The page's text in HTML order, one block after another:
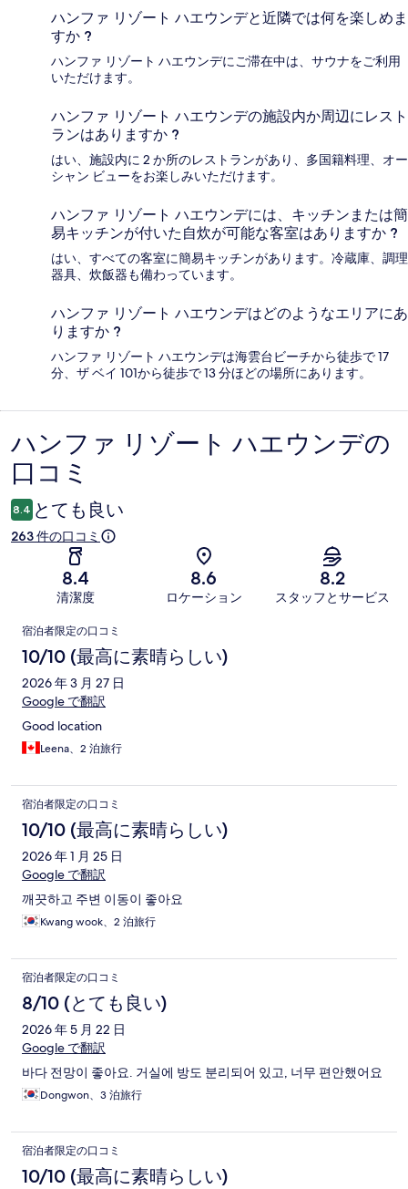
ハンファ リゾート ハエウンデと近隣では何を楽しめま
すか ?
ハンファ リゾート ハエウンデにご滞在中は、サウナをご利用
いただけます。
ハンファ リゾート ハエウンデの施設内か周辺にレスト
ランはありますか ?
はい、施設内に 2 か所のレストランがあり、多国籍料理、オー
シャン ビューをお楽しみいただけます。
ハンファ リゾート ハエウンデには、キッチンまたは簡
易キッチンが付いた自炊が可能な客室はありますか ?
はい、すべての客室に簡易キッチンがあります。冷蔵庫、調理
器具、炊飯器も備わっています。
ハンファ リゾート ハエウンデはどのようなエリアにあ
りますか ?
ハンファ リゾート ハエウンデは海雲台ビーチから徒歩で 17
分、ザ ベイ 101から徒歩で 13 分ほどの場所にあります。
口
コ
ミ
ハンファ リゾート ハエウンデの
口コミ
8.4 とても良い
263 件の口コミ
8.4
清潔度
8.6
ロケーション
8.2
スタッフとサービス
口
コ
ミ
宿泊者限定の口コミ
10/10 (最高に素晴らしい)
2026 年 3 月 27 日
Google で翻訳
Good location
Leena、2 泊旅行
宿泊者限定の口コミ
10/10 (最高に素晴らしい)
2026 年 1 月 25 日
Google で翻訳
깨끗하고 주변 이동이 좋아요
Kwang wook、2 泊旅行
宿泊者限定の口コミ
8/10 (とても良い)
2026 年 5 月 22 日
Google で翻訳
바다 전망이 좋아요. 거실에 방도 분리되어 있고, 너무 편안했어요
Dongwon、3 泊旅行
宿泊者限定の口コミ
10/10 (最高に素晴らしい)